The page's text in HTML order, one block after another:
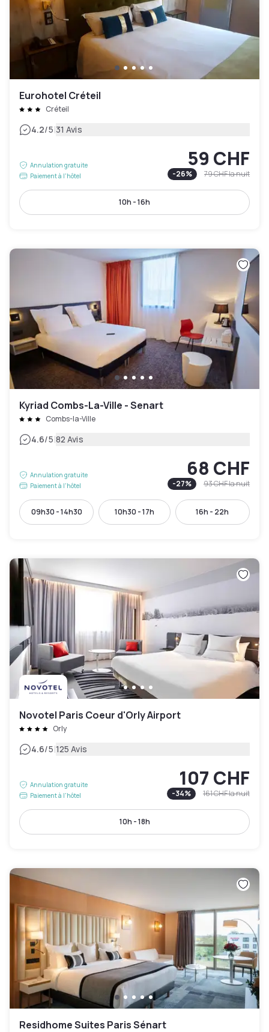
Eurohotel Créteil
Créteil
4.2/5|31 Avis
Annulation gratuite
Paiement à l'hôtel
59 CHF
-26% 79 CHFla nuit
10h - 16h
Kyriad Combs-La-Ville - Senart
Combs-la-Ville
4.6/5|82 Avis
Annulation gratuite
Paiement à l'hôtel
68 CHF
-27% 93 CHFla nuit
09h30 - 14h30 10h30 - 17h 16h - 22h
Novotel Paris Coeur d'Orly Airport
Orly
4.6/5|125 Avis
Annulation gratuite
Paiement à l'hôtel
107 CHF
-34% 161 CHFla nuit
10h - 18h
Residhome Suites Paris Sénart